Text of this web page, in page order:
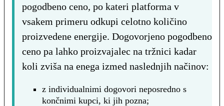
pogodbeno ceno, po kateri platforma v
vsakem primeru odkupi celotno količino
proizvedene energije. Dogovorjeno pogodbeno
ceno pa lahko proizvajalec na tržnici kadar
koli zviša na enega izmed naslednjih načinov:
z individualnimi dogovori neposredno s
končnimi kupci, ki jih pozna;